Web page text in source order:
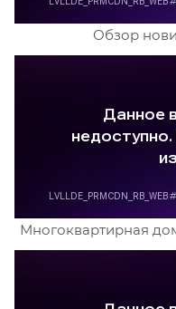
Обзор
Многоквартирная